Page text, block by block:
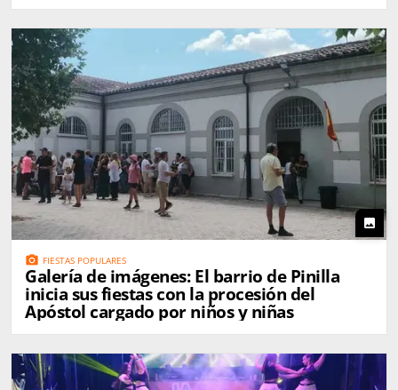
photo
photo_camera FIESTAS POPULARES
Galería de imágenes: El barrio de Pinilla
inicia sus fiestas con la procesión del
Apóstol cargado por niños y niñas